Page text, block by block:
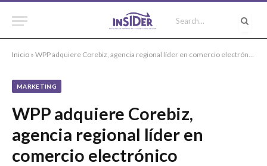
Inicio » WPP adquiere Corebiz, agencia regional líder en comercio electrónico
MARKETING
WPP adquiere Corebiz,
agencia regional líder en
comercio electrónico